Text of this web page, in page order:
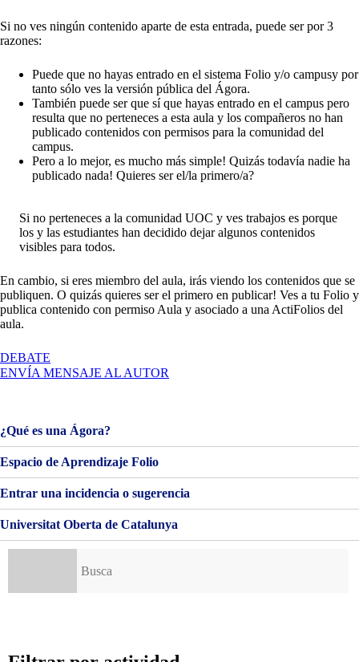
Si no ves ningún contenido aparte de esta entrada, puede ser por 3
razones:
Puede que no hayas entrado en el sistema Folio y/o campusy por
tanto sólo ves la versión pública del Ágora.
También puede ser que sí que hayas entrado en el campus pero
resulta que no perteneces a esta aula y los compañeros no han
publicado contenidos con permisos para la comunidad del
campus.
Pero a lo mejor, es mucho más simple! Quizás todavía nadie ha
publicado nada! Quieres ser el/la primero/a?
Si no perteneces a la comunidad UOC y ves trabajos es porque
los y las estudiantes han decidido dejar algunos contenidos
visibles para todos.
En cambio, si eres miembro del aula, irás viendo los contenidos que se
publiquen. O quizás quieres ser el primero en publicar! Ves a tu Folio y
publica contenido con permiso Aula y asociado a una ActiFolios del
aula.
DEBATE
BIENVENIDOS
ENVÍA MENSAJE AL AUTOR
¿Qué es una Ágora?
Espacio de Aprendizaje Folio
Entrar una incidencia o sugerencia
Universitat Oberta de Catalunya